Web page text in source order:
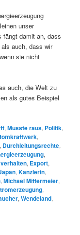
unser
fängt damit an, dass
auch, dass wir
sie nicht
auch, die Welt zu
als gutes Beispiel
,Musste raus, Politik,
,
, Durchleitungsrechte,
,
, Export,
,Kanzlerin,
,Michael Mittermeier,
,
,Wendeland,